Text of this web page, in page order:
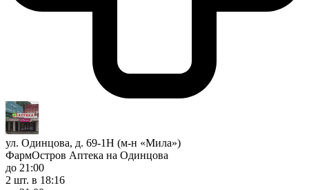
ул. Одинцова, д. 69-1Н (м-н «Мила»)
ФармОстров Аптека на Одинцова
до 21:00
2 шт. в 18:16